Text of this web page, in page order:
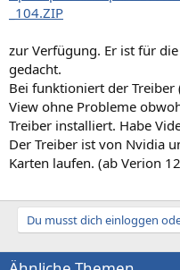
_104.ZIP
zur Verfügung. Er ist für
gedacht.
Bei funktioniert der
View ohne Probleme
Treiber installiert. Habe
Der Treiber ist von Nvidia
Karten laufen. (ab Verion
Du musst dich einloggen